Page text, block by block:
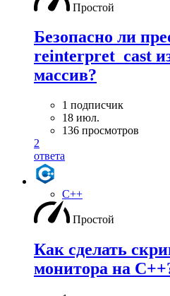
Простой
Безопасно ли
reinterpret_cast
массив?
1 подписчик
18 июл.
136 просмотров
2
ответа
C++
Простой
Как сделать
монитора на